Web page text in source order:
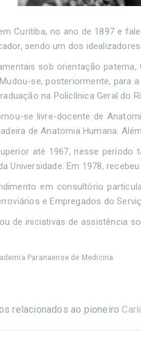
Curitiba, no ano de 1897 e
sendo um dos idealizadores
sob orientação paterna,
se, posteriormente, para
na Policlínica Geral do
se livre-docente de
de Anatomia Humana.
até 1967, nesse
Universidade. Em 1978,
em consultório
e Empregados do
de iniciativas de assistência
Paranaense de Medicina
relacionados ao pioneiro